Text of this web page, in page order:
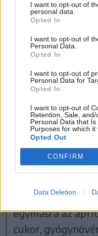
I want to opt-out of
personal data.
Opted In
I want to opt-out of
Personal Data.
Opted In
I want to opt-out of
Personal Data for
Opted In
I want to opt-out of
Retention, Sale,
Personal Data that
Purposes for which it
Opted Out
CONFIRM
Data Deletion
Fermentált
Összetevők:
•
lucfenyőhajtások
• Barna cukor /
Elkészítés:
Tiszta, nagyobb
és jól záródó
(1,5-2 cm).
egymásra az
cukor,